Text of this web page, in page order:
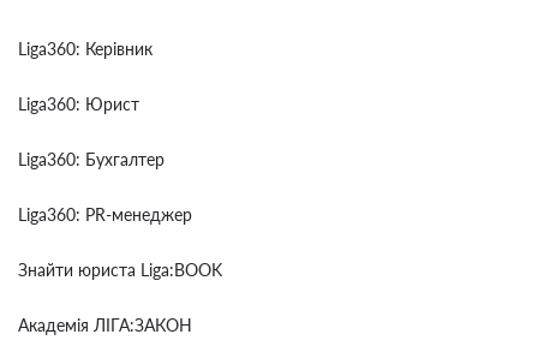
Liga360: Керівник
Liga360: Юрист
Liga360: Бухгалтер
Liga360: PR-менеджер
Знайти юриста Liga:BOOK
Академія ЛІГА:ЗАКОН